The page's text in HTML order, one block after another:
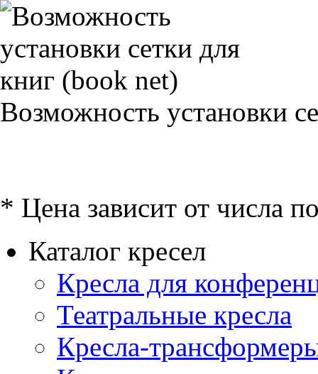
Возможность установки
* Цена зависит от числа
Каталог кресел
Кресла для
Театральные кресла
Кресла-